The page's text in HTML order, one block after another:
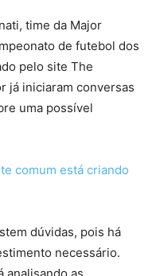
time da Major
de futebol dos
pelo site The
já iniciaram conversas
uma possível
comum está criando
dúvidas, pois há
necessário.